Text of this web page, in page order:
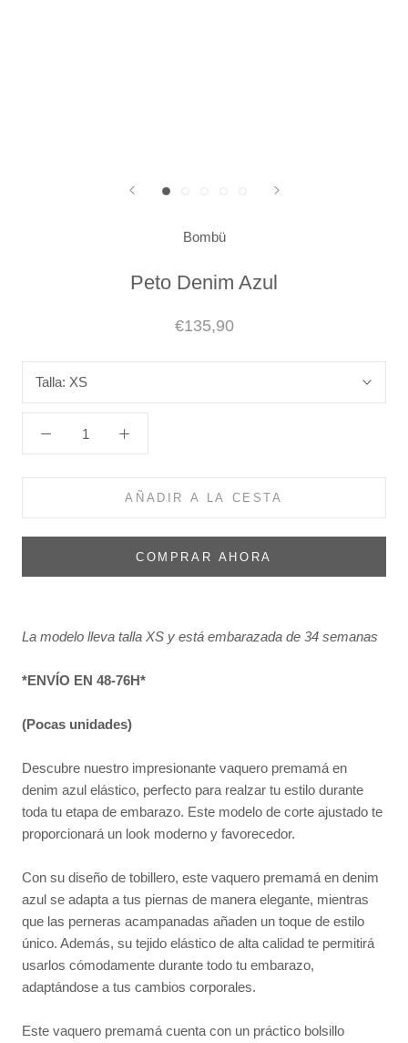
Bombü
Peto Denim Azul
€135,90
Talla: XS
AÑADIR A LA CESTA
COMPRAR AHORA
La modelo lleva talla XS y está embarazada de 34 semanas
*ENVÍO EN 48-76H*
(Pocas unidades)
Descubre nuestro impresionante vaquero premamá en
denim azul elástico, perfecto para realzar tu estilo durante
toda tu etapa de embarazo. Este modelo de corte ajustado te
proporcionará un look moderno y favorecedor.
Con su diseño de tobillero, este vaquero premamá en denim
azul se adapta a tus piernas de manera elegante, mientras
que las perneras acampanadas añaden un toque de estilo
único. Además, su tejido elástico de alta calidad te permitirá
usarlos cómodamente durante todo tu embarazo,
adaptándose a tus cambios corporales.
Este vaquero premamá cuenta con un práctico bolsillo